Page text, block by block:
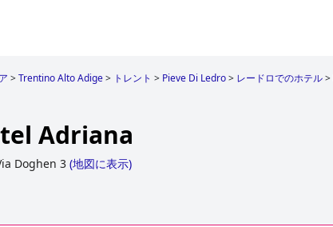
>Trentino Alto Adige> トレント > Pieve Di Ledro> レードロでのホテル>
Adriana
Doghen 3 (地図に表示)